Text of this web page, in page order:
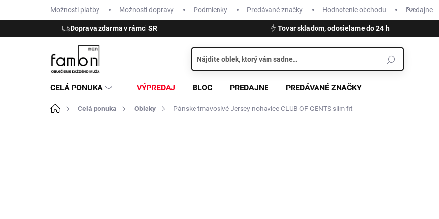
Možnosti platby Možnosti dopravy Podmienky Predávané značky Hodnotenie obchodu Predajne
Doprava zdarma v rámci SR Tovar skladom, odosielame do 24 h
CELÁ PONUKA VÝPREDAJ BLOG PREDAJNE PREDÁVANÉ ZNAČKY
DomovCelá ponuka Obleky Pánske tmavosivé Jersey nohavice CLUB OF GENTS slim fit